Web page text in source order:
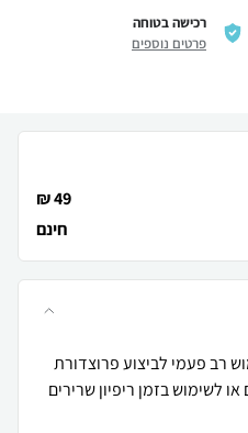
רכישה בטוחה
פרטים נוספים
49 ₪
חינם
רב פעמי לביצוע פרוצדורת
לשימוש בזמן ריפיון שרירים